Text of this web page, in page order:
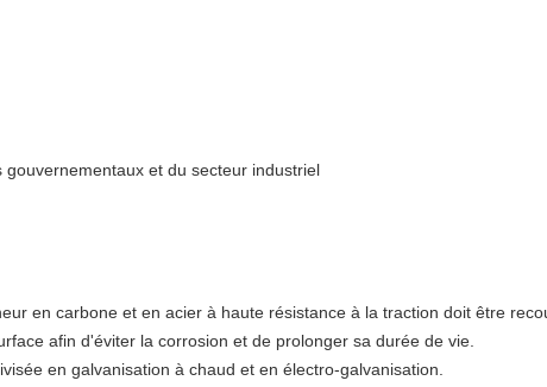
et du secteur industriel
en carbone et en acier à haute résistance à la traction doit être
afin d'éviter la corrosion et de prolonger sa durée de vie.
en galvanisation à chaud et en électro-galvanisation.